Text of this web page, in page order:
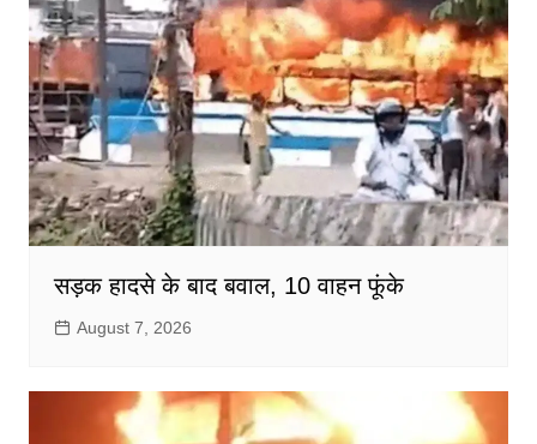
सड़क हादसे के बाद बवाल, 10 वाहन फूंके
August 7, 2026